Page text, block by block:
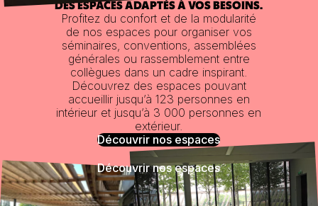
DES ESPACES ADAPTÉS À VOS BESOINS.
Profitez du confort et de la modularité
de nos espaces pour organiser vos
séminaires, conventions, assemblées
générales ou rassemblement entre
collègues dans un cadre inspirant.
Découvrez des espaces pouvant
accueillir jusqu’à 123 personnes en
intérieur et jusqu’à 3 000 personnes en
extérieur.
Découvrir nos espaces